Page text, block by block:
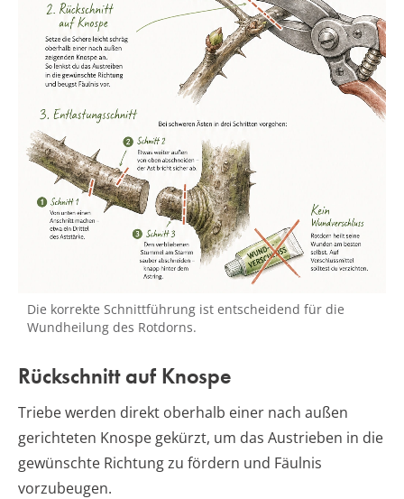
Die korrekte Schnittführung ist entscheidend für die
Wundheilung des Rotdorns.
Rückschnitt auf Knospe
Triebe werden direkt oberhalb einer nach außen
gerichteten Knospe gekürzt, um das Austrieben in die
gewünschte Richtung zu fördern und Fäulnis
vorzubeugen.